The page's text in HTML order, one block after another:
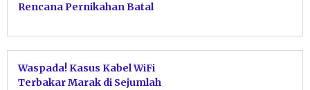
Rencana Pernikahan Batal
Waspada! Kasus Kabel WiFi
Terbakar Marak di Sejumlah